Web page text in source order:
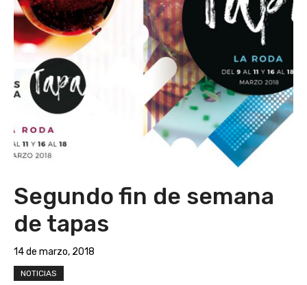
Segundo fin de semana
de tapas
14 de marzo, 2018
NOTICIAS